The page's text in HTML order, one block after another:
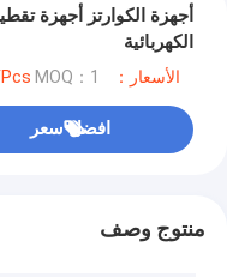
أجهزة الكوارتز أجهزة
الكهربائية
الأسعار：USD 1 to 10/Pcs MOQ：1 قطعة
افضل سعر
منتوج وصف